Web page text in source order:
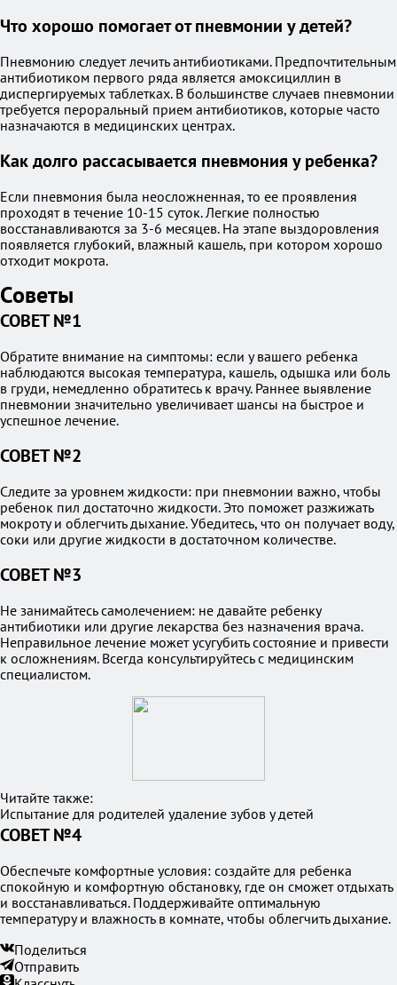
Что хорошо помогает от пневмонии у детей?
Пневмонию следует лечить антибиотиками. Предпочтительным
антибиотиком первого ряда является амоксициллин в
диспергируемых таблетках. В большинстве случаев пневмонии
требуется пероральный прием антибиотиков, которые часто
назначаются в медицинских центрах.
Как долго рассасывается пневмония у ребенка?
Если пневмония была неосложненная, то ее проявления
проходят в течение 10-15 суток. Легкие полностью
восстанавливаются за 3-6 месяцев. На этапе выздоровления
появляется глубокий, влажный кашель, при котором хорошо
отходит мокрота.
Советы
СОВЕТ №1
Обратите внимание на симптомы: если у вашего ребенка
наблюдаются высокая температура, кашель, одышка или боль
в груди, немедленно обратитесь к врачу. Раннее выявление
пневмонии значительно увеличивает шансы на быстрое и
успешное лечение.
СОВЕТ №2
Следите за уровнем жидкости: при пневмонии важно, чтобы
ребенок пил достаточно жидкости. Это поможет разжижать
мокроту и облегчить дыхание. Убедитесь, что он получает воду,
соки или другие жидкости в достаточном количестве.
СОВЕТ №3
Не занимайтесь самолечением: не давайте ребенку
антибиотики или другие лекарства без назначения врача.
Неправильное лечение может усугубить состояние и привести
к осложнениям. Всегда консультируйтесь с медицинским
специалистом.
Читайте также:
Испытание для родителей удаление зубов у детей
СОВЕТ №4
Обеспечьте комфортные условия: создайте для ребенка
спокойную и комфортную обстановку, где он сможет отдыхать
и восстанавливаться. Поддерживайте оптимальную
температуру и влажность в комнате, чтобы облегчить дыхание.
Поделиться
Отправить